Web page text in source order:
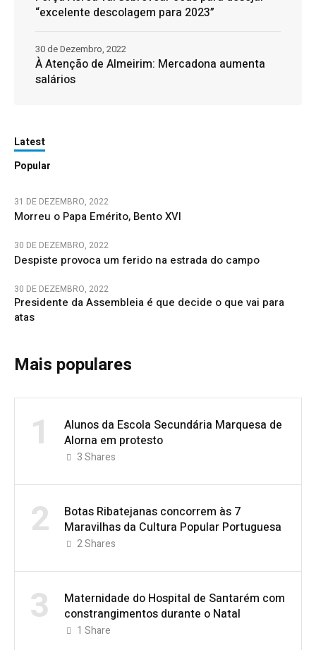
“excelente descolagem para 2023”
À Atenção de Almeirim: Mercadona aumenta
salários
30 de Dezembro, 2022
Latest
Popular
31 DE DEZEMBRO, 2022
Morreu o Papa Emérito, Bento XVI
30 DE DEZEMBRO, 2022
Despiste provoca um ferido na estrada do campo
30 DE DEZEMBRO, 2022
Presidente da Assembleia é que decide o que vai para
atas
Mais populares
1
Alunos da Escola Secundária Marquesa de
Alorna em protesto
3Shares
2
Botas Ribatejanas concorrem às 7
Maravilhas da Cultura Popular Portuguesa
2Shares
3
Maternidade do Hospital de Santarém com
constrangimentos durante o Natal
1 Share